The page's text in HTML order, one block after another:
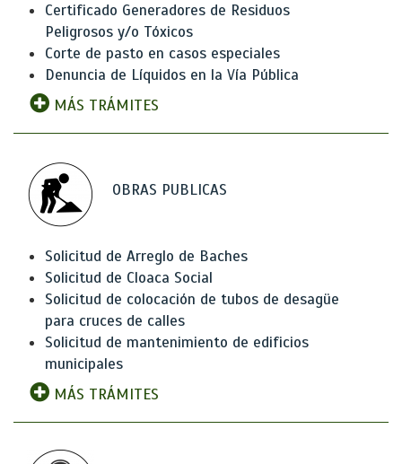
Certificado Generadores de Residuos
Peligrosos y/o Tóxicos
Corte de pasto en casos especiales
Denuncia de Líquidos en la Vía Pública
MÁS TRÁMITES
OBRAS PUBLICAS
Solicitud de Arreglo de Baches
Solicitud de Cloaca Social
Solicitud de colocación de tubos de desagüe
para cruces de calles
Solicitud de mantenimiento de edificios
municipales
MÁS TRÁMITES